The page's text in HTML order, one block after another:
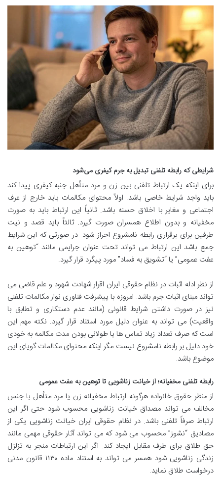
شرایطی که رابطه تلفنی تبدیل به جرم کیفری می‌شود
برای اینکه یک ارتباط تلفنی بین زن و مرد متأهل جنبه کیفری پیدا کند
باید واجد شرایط خاصی باشد. اولاً محتوای مکالمات باید خارج از عرف
اجتماعی و مغایر با اخلاق حسنه باشد. ثانیاً این ارتباط باید به صورت
مخفیانه و بدون اطلاع همسران صورت گیرد. ثالثاً باید قصد و نیت
طرفین برای برقراری رابطه نامشروع احراز شود. در صورتی که این شرایط
جمع باشد این ارتباط می تواند تحت عنوان جرایمی مانند “توهین به
عفت عمومی” یا “تشویق به فساد” مورد پیگرد قرار گیرد.
از نظر ادله اثبات در نظام حقوقی ایران اقرار شهادت شهود و علم قاضی می
تواند مبنای اثبات جرم باشد. امروزه با پیشرفت فناوری نوار مکالمات تلفنی
نیز در صورت داشتن شرایط قانونی (مانند عدم دستکاری و تطابق با
واقعیت) می تواند به عنوان دلیل مورد استناد قرار گیرد. نکته مهم این
است که صرف تعداد زیاد تماس ها یا طولانی بودن مدت مکالمه به خودی
خود دلیل بر رابطه نامشروع نیست مگر اینکه محتوای مکالمات گویای این
موضوع باشد.
رابطه تلفنی مخفیانه؛ از خیانت زناشویی تا توهین به عفت عمومی
از منظر حقوق خانواده هرگونه ارتباط مخفیانه زن یا مرد متأهل با جنس
مخالف می تواند مصداق خیانت زناشویی محسوب شود حتی اگر این
ارتباط صرفاً تلفنی باشد. در نظام حقوقی ایران خیانت زناشویی یکی از
مصادیق “نشوز” محسوب می شود که می تواند آثار حقوقی مهمی مانند
حق طلاق برای طرف مقابل ایجاد کند. اگر این ارتباطات منجر به تزلزل
زندگی زناشویی شود همسر می تواند به استناد ماده ۱۱۳۰ قانون مدنی
درخواست طلاق نماید.